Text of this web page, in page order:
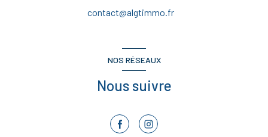
contact@algtimmo.fr
NOS RÉSEAUX
Nous suivre